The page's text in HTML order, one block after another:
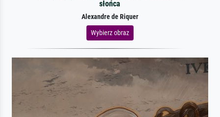
słońca
Alexandre de Riquer
Wybierz obraz